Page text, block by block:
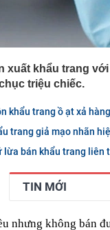
vàng nhẫn ngày 7/8 tại
DOJI, Phú Quý,... đồng
xuất khẩu trang
triệu chiếc.
khẩu trang ồ ạt xả
trang giả mạo nhãn
bán khẩu trang liên
TIN MỚI
nhưng không bán